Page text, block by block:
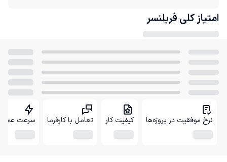
امتیاز کلی فریلنسر
نرخ موفقیت در پروژه‌ها کیفیت کار تعامل با کارفرما سرعت عمل